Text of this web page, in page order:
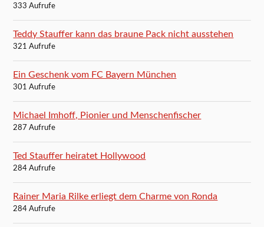
333 Aufrufe
Teddy Stauffer kann das braune Pack nicht ausstehen
321 Aufrufe
Ein Geschenk vom FC Bayern München
301 Aufrufe
Michael Imhoff, Pionier und Menschenfischer
287 Aufrufe
Ted Stauffer heiratet Hollywood
284 Aufrufe
Rainer Maria Rilke erliegt dem Charme von Ronda
284 Aufrufe